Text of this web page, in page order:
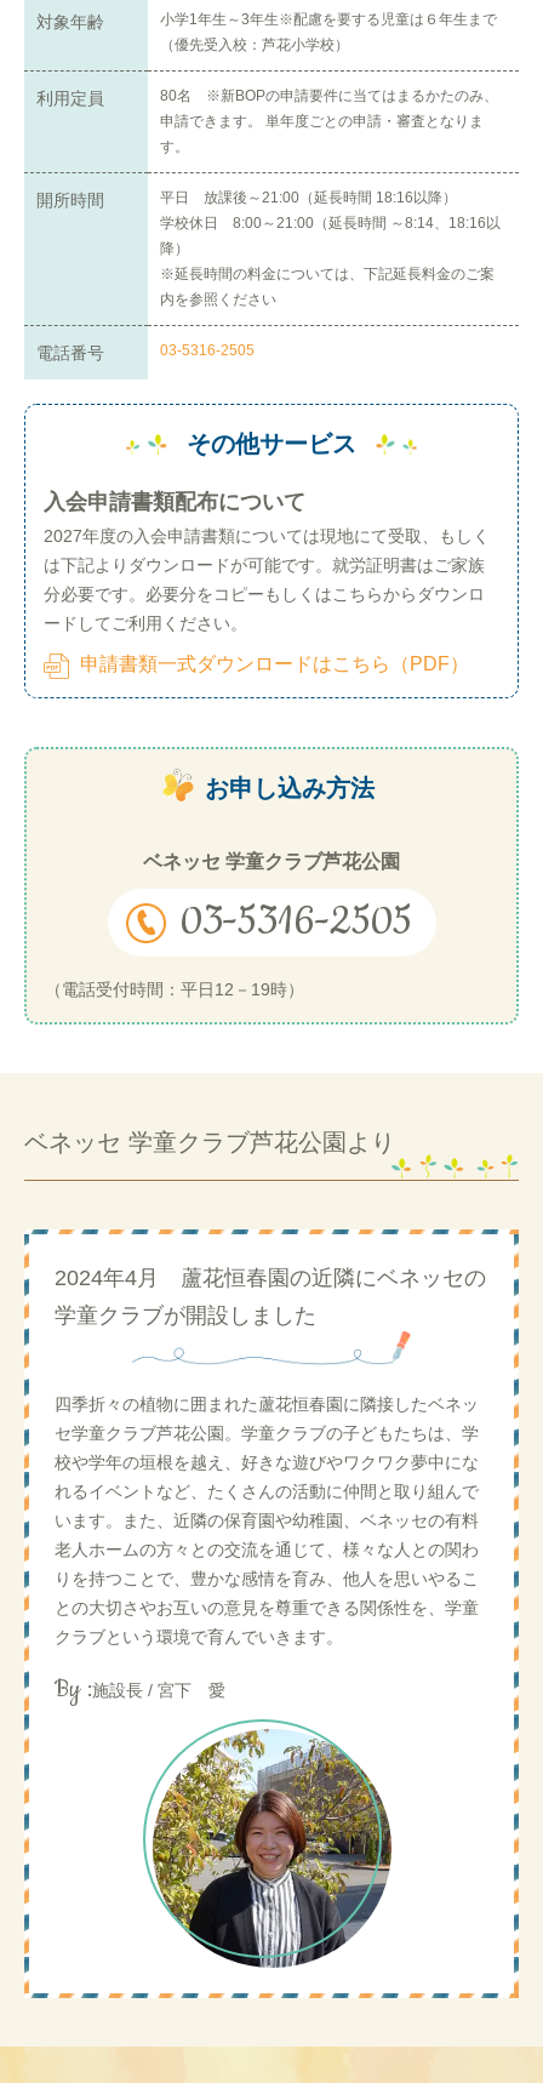
対象年齢
小学1年生～3年生※配慮を要する児童は６年生まで
（優先受入校：芦花小学校）
利用定員
80名 ※新BOPの申請要件に当てはまるかたのみ、
申請できます。 単年度ごとの申請・審査となりま
す。
開所時間
平日 放課後～21:00（延長時間 18:16以降）
学校休日 8:00～21:00（延長時間 ～8:14、18:16以
降）
※延長時間の料金については、下記延長料金のご案
内を参照ください
電話番号 03-5316-2505
その他サービス
入会申請書類配布について
2027年度の入会申請書類については現地にて受取、もしく
は下記よりダウンロードが可能です。就労証明書はご家族
分必要です。必要分をコピーもしくはこちらからダウンロ
ードしてご利用ください。
申請書類一式ダウンロードはこちら（PDF）
お申し込み方法
ベネッセ 学童クラブ芦花公園
03-5316-2505
（電話受付時間：平日12－19時）
ベネッセ 学童クラブ芦花公園より
2024年4月 蘆花恒春園の近隣にベネッセの
学童クラブが開設しました
四季折々の植物に囲まれた蘆花恒春園に隣接したベネッ
セ学童クラブ芦花公園。学童クラブの子どもたちは、学
校や学年の垣根を越え、好きな遊びやワクワク夢中にな
れるイベントなど、たくさんの活動に仲間と取り組んで
います。また、近隣の保育園や幼稚園、ベネッセの有料
老人ホームの方々との交流を通じて、様々な人との関わ
りを持つことで、豊かな感情を育み、他人を思いやるこ
との大切さやお互いの意見を尊重できる関係性を、学童
クラブという環境で育んでいきます。
By :施設長 / 宮下 愛